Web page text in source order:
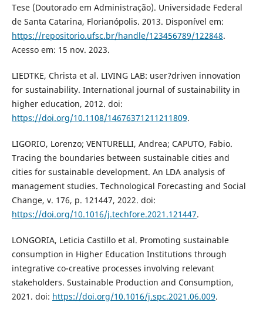
Tese (Doutorado em Administração). Universidade Federal
de Santa Catarina, Florianópolis. 2013. Disponível em:
https://repositorio.ufsc.br/handle/123456789/122848.
Acesso em: 15 nov. 2023.
LIEDTKE, Christa et al. LIVING LAB: user?driven innovation
for sustainability. International journal of sustainability in
higher education, 2012. doi:
https://doi.org/10.1108/14676371211211809.
LIGORIO, Lorenzo; VENTURELLI, Andrea; CAPUTO, Fabio.
Tracing the boundaries between sustainable cities and
cities for sustainable development. An LDA analysis of
management studies. Technological Forecasting and Social
Change, v. 176, p. 121447, 2022. doi:
https://doi.org/10.1016/j.techfore.2021.121447.
LONGORIA, Leticia Castillo et al. Promoting sustainable
consumption in Higher Education Institutions through
integrative co-creative processes involving relevant
stakeholders. Sustainable Production and Consumption,
2021. doi: https://doi.org/10.1016/j.spc.2021.06.009.